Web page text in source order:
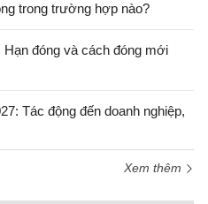
trong trường hợp nào?
Hạn đóng và cách đóng mới
Tác động đến doanh nghiệp,
Xem thêm